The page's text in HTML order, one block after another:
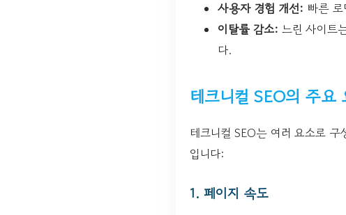
사용자 경험 개선: 빠른
이탈률 감소: 느린 사이트
다.
테크니컬 SEO의 주요
테크니컬 SEO는 여러 요소로
입니다:
1. 페이지 속도